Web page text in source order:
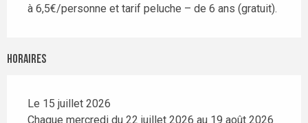
à 6,5€/personne et tarif peluche – de 6 ans (gratuit).
Horaires
Le 15 juillet 2026
Chaque mercredi du 22 juillet 2026 au 19 août 2026